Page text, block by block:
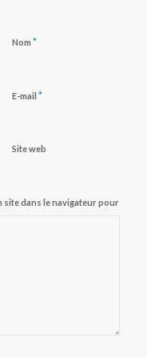
Nom *
E-mail *
Site web
site dans le navigateur pour